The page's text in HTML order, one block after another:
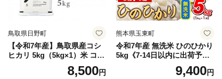
鳥取県日野町
【令和7年産】鳥取県産コシ
ヒカリ 5kg（5kg×1）米 コシ
ヒカリ こしひかり お米 白米
精米 5キロ おこめ こめ コメ
8,500円
熊本県玉東町
令和7年産 無洗米 ひのひかり
5kg《7-14日以内に出荷予定
(土日祝除く)》コメ 米 無洗米
高レビュー｜人気米 熊本県
9,400円